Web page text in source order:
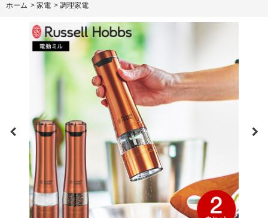
ホーム > 家電 > 調理家電